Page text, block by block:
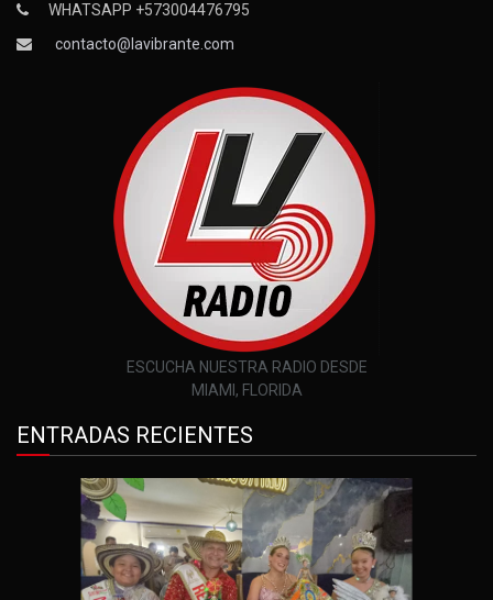
WHATSAPP +573004476795
contacto@lavibrante.com
ESCUCHA NUESTRA RADIO DESDE
MIAMI, FLORIDA
ENTRADAS RECIENTES